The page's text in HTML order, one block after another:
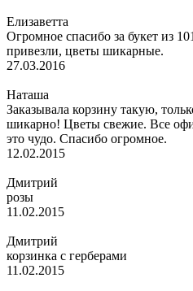
Елизаветта
Огромное спасибо за букет из
привезли, цветы шикарные.
27.03.2016
Наташа
Заказывала корзину такую,
шикарно! Цветы свежие. Все
это чудо. Спасибо огромное.
12.02.2015
Дмитрий
розы
11.02.2015
Дмитрий
корзинка с герберами
11.02.2015